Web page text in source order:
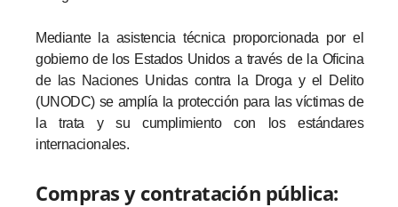
Mediante la asistencia técnica proporcionada por el
gobierno de los Estados Unidos a través de la Oficina
de las Naciones Unidas contra la Droga y el Delito
(UNODC) se amplía la protección para las víctimas de
la trata y su cumplimiento con los estándares
internacionales.
Compras y contratación pública: